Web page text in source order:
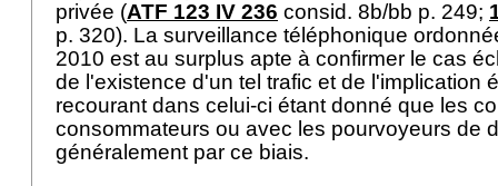
privée (ATF 123 IV 236 consid. 8b/bb p. 249;
p. 320). La surveillance téléphonique
2010 est au surplus apte à confirmer le cas
de l'existence d'un tel trafic et de l'implication
recourant dans celui-ci étant donné que les
consommateurs ou avec les pourvoyeurs de
généralement par ce biais.